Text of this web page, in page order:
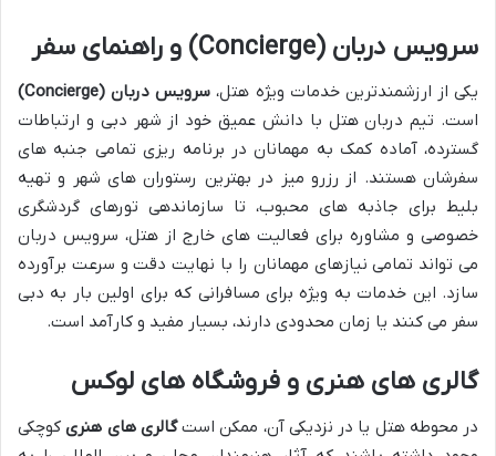
سرویس دربان (Concierge) و راهنمای سفر
یکی از ارزشمندترین خدمات ویژه هتل، سرویس دربان (Concierge)
است. تیم دربان هتل با دانش عمیق خود از شهر دبی و ارتباطات
گسترده، آماده کمک به مهمانان در برنامه ریزی تمامی جنبه های
سفرشان هستند. از رزرو میز در بهترین رستوران های شهر و تهیه
بلیط برای جاذبه های محبوب، تا سازماندهی تورهای گردشگری
خصوصی و مشاوره برای فعالیت های خارج از هتل، سرویس دربان
می تواند تمامی نیازهای مهمانان را با نهایت دقت و سرعت برآورده
سازد. این خدمات به ویژه برای مسافرانی که برای اولین بار به دبی
سفر می کنند یا زمان محدودی دارند، بسیار مفید و کارآمد است.
گالری های هنری و فروشگاه های لوکس
در محوطه هتل یا در نزدیکی آن، ممکن استگالری های هنریکوچکی